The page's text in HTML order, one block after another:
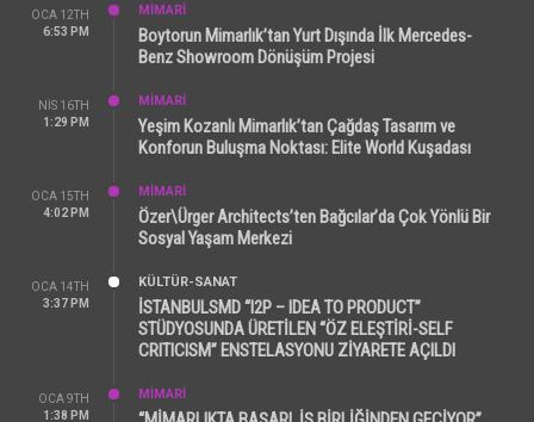
OCA 12TH
6:53 PM
MİMARİ
Boytorun Mimarlık’tan Yurt Dışında İlk Mercedes-
Benz Showroom Dönüşüm Projesi
NIS 16TH
1:29 PM
MİMARİ
Yeşim Kozanlı Mimarlık’tan Çağdaş Tasarım ve
Konforun Buluşma Noktası: Elite World Kuşadası
OCA 15TH
4:02 PM
MİMARİ
Özer\Ürger Architects’ten Bağcılar’da Çok Yönlü Bir
Sosyal Yaşam Merkezi
OCA 14TH
3:37 PM
KÜLTÜR-SANAT
İSTANBULSMD “I2P – IDEA TO PRODUCT”
STÜDYOSUNDA ÜRETİLEN “ÖZ ELEŞTİRİ-SELF
CRITICISM” ENSTELASYONU ZİYARETE AÇILDI
OCA 9TH
1:38 PM
MİMARİ